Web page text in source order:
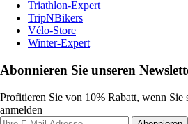
Triathlon-Expert
TripNBikers
Vélo-Store
Winter-Expert
Abonnieren Sie unseren
Profitieren Sie von 10% Rabatt, wenn Sie
anmelden